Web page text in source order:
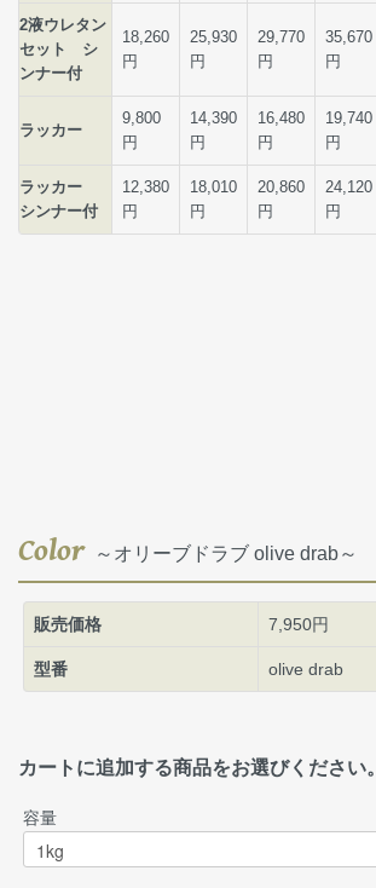
Color～オリーブドラブ olive drab～
販売価格 7,950円
型番 olive drab
カートに追加する商品をお選びください。
容量